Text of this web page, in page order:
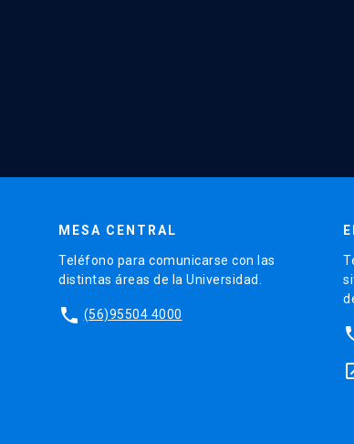
MESA CENTRAL
Teléfono para comunicarse con las
distintas áreas de la Universidad.
phone (56)95504 4000